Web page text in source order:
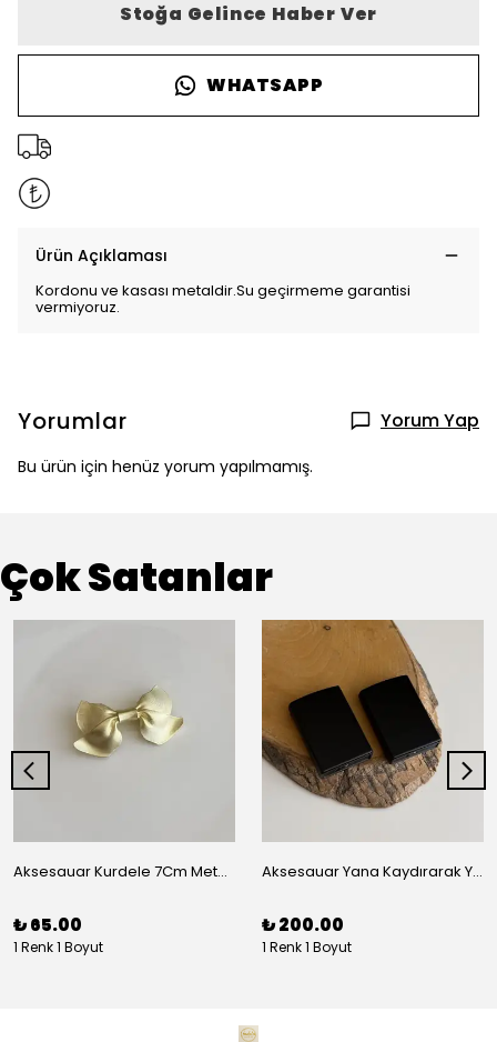
Stoğa Gelince Haber Ver
WHATSAPP
Ürün Açıklaması
Kordonu ve kasası metaldir.Su geçirmeme garantisi
vermiyoruz.
Yorumlar Yorum Yap
Bu ürün için henüz yorum yapılmamış.
Çok Satanlar
Aksesauar Kurdele 7Cm Metal Pens Toka
₺ 65.00
1 Renk 1 Boyut
Aksesauar Yana Kaydırarak Yanmalı Kum Siyah Çakmak
₺ 200.00
1 Renk 1 Boyut